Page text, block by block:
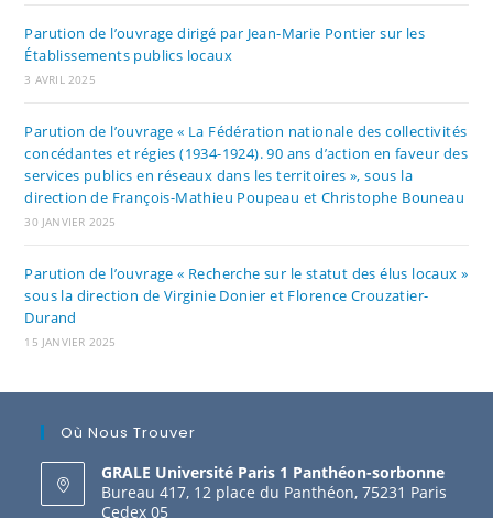
Parution de l’ouvrage dirigé par Jean-Marie Pontier sur les
Établissements publics locaux
3 AVRIL 2025
Parution de l’ouvrage « La Fédération nationale des collectivités
concédantes et régies (1934-1924). 90 ans d’action en faveur des
services publics en réseaux dans les territoires », sous la
direction de François-Mathieu Poupeau et Christophe Bouneau
30 JANVIER 2025
Parution de l’ouvrage « Recherche sur le statut des élus locaux »
sous la direction de Virginie Donier et Florence Crouzatier-
Durand
15 JANVIER 2025
Où Nous Trouver
GRALE Université Paris 1 Panthéon-sorbonne
Bureau 417, 12 place du Panthéon, 75231 Paris
Cedex 05